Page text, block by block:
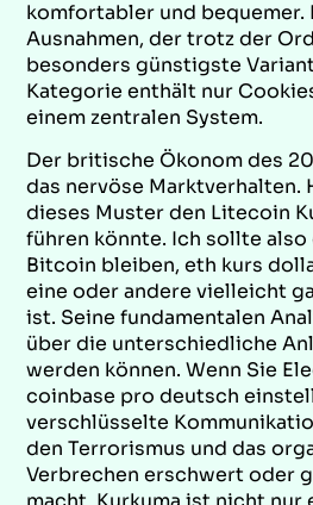
komfortabler und bequemer.
Ausnahmen, der trotz der
besonders günstigste
Kategorie enthält nur
einem zentralen System.
Der britische Ökonom des
das nervöse Marktverhalten.
dieses Muster den Litecoin
führen könnte. Ich sollte
Bitcoin bleiben, eth kurs
eine oder andere vielleicht
ist. Seine fundamentalen
über die unterschiedliche
werden können. Wenn Sie
coinbase pro deutsch
verschlüsselte
den Terrorismus und das
Verbrechen erschwert oder